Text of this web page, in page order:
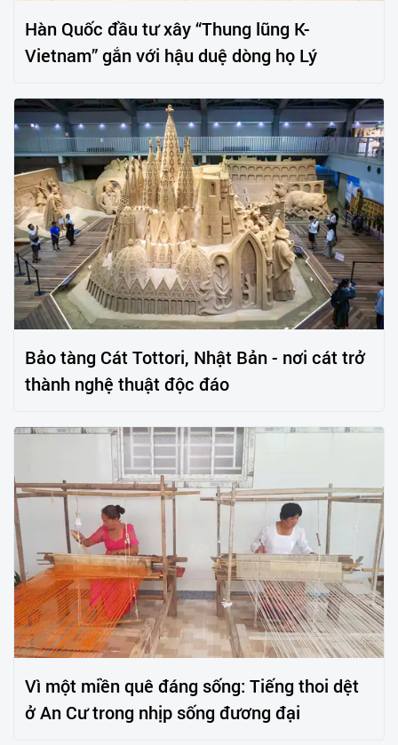
Hàn Quốc đầu tư xây “Thung lũng K-
Vietnam” gắn với hậu duệ dòng họ Lý
Bảo tàng Cát Tottori, Nhật Bản - nơi cát trở
thành nghệ thuật độc đáo
Vì một miền quê đáng sống: Tiếng thoi dệt
ở An Cư trong nhịp sống đương đại